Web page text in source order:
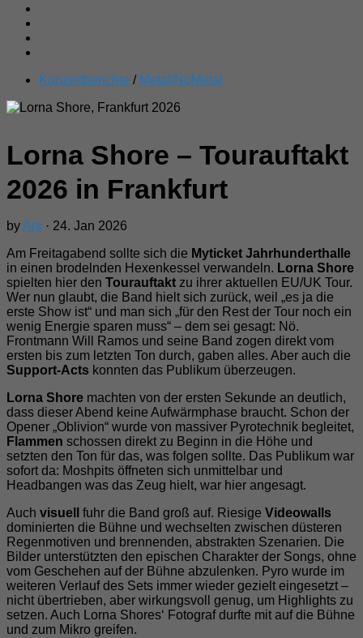
Konzertberichte / Metal/NuMetal
Lorna Shore – Tourauftakt
2026 in Frankfurt
byAni · 24. Jan 2026
Am Freitagabend sollte sich die Myticket Jahrhunderthalle
in einen brodelnden Hexenkessel verwandeln. Lorna Shore
spielten hier den Tourauftakt zu ihrer aktuellen EU/UK Tour.
Wer nun glaubt, die Band hielt sich zurück, weil „es ja die
erste Show ist“ und man sich „für den Rest der Tour noch ein
wenig Energie sparen muss“ – dem sei gesagt: Nö.
Frontmann Will Ramos und seine Band zogen direkt vom
ersten bis zum letzten Ton durch, gaben alles. Aber auch die
Support-Acts konnten das Publikum überzeugen.
Lorna Shore machten von der ersten Sekunde an deutlich,
dass dieser Abend keine Aufwärmphase braucht. Schon der
Opener „Oblivion“ wurde von massiver Pyrotechnik begleitet,
Flammen schossen direkt zu Beginn in die Höhe und
setzten den Ton für das, was folgen sollte. Das Publikum war
sofort da: Moshpits öffneten sich unmittelbar und
Headbangen was das Zeug hielt, war hier angesagt.
Auch visuell fuhr die Band groß auf. Riesige Videowalls
dominierten die Bühne und wechselten zwischen düsteren
Regenmotiven und brennenden, abstrakten Szenarien. Die
Bilder unterstützten den epischen Charakter der Songs, ohne
vom Geschehen auf der Bühne abzulenken. Pyro wurde im
weiteren Verlauf des Sets immer wieder gezielt eingesetzt –
nicht übertrieben, aber wirkungsvoll genug, um Highlights zu
setzen. Auch Lorna Shores‘ Fotograf durfte mit auf die Bühne
und zum Mikro greifen.